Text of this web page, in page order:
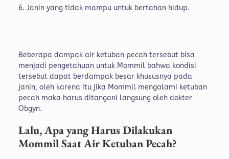
Janin yang tidak mampu untuk bertahan hidup.
Beberapa dampak air ketuban pecah tersebut bisa
menjadi pengetahuan untuk Mommil bahwa kondisi
tersebut dapat berdampak besar khususnya pada
janin, oleh karena itu jika Mommil mengalami ketuban
pecah maka harus ditangani langsung oleh dokter
Obgyn.
Lalu, Apa yang Harus Dilakukan
Mommil Saat Air Ketuban Pecah?